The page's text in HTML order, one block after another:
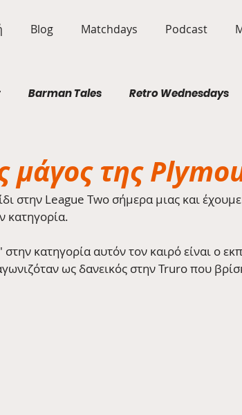
Blog Matchdays Podcast
Barman Tales Retro Wednesdays
μάγος της
στην League Two σήμερα μιας και
κατηγορία.
κατηγορία αυτόν τον καιρό είναι ο
ως δανεικός στην Truro που